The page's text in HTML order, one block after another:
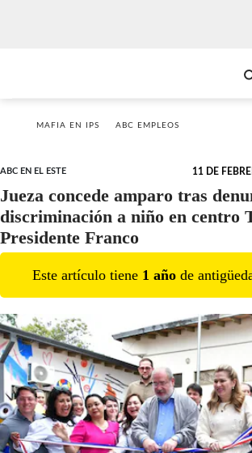
MAFIA EN IPS ABC EMPLEOS
ABC EN EL ESTE 11 DE
Jueza concede amparo tras
discriminación a niño en centro
Presidente Franco
Este artículo tiene 1 año de